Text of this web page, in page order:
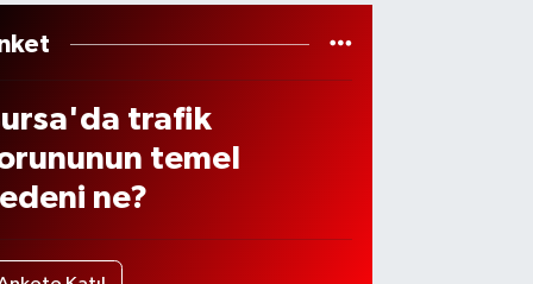
trafik
temel
ne?